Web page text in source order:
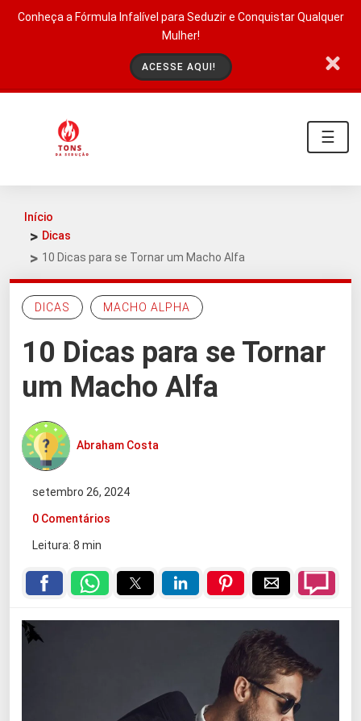
Conheça a Fórmula Infalível para Seduzir e Conquistar Qualquer
Mulher!
ACESSE AQUI!
☰
Início
Dicas
10 Dicas para se Tornar um Macho Alfa
DICAS MACHO ALPHA
10 Dicas para se Tornar
um Macho Alfa
Abraham Costa
setembro 26, 2024
0 Comentários
Leitura: 8 min